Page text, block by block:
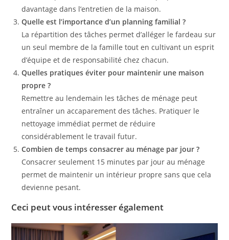
davantage dans l’entretien de la maison.
Quelle est l’importance d’un planning familial ?
La répartition des tâches permet d’alléger le fardeau sur
un seul membre de la famille tout en cultivant un esprit
d’équipe et de responsabilité chez chacun.
Quelles pratiques éviter pour maintenir une maison
propre ?
Remettre au lendemain les tâches de ménage peut
entraîner un accaparement des tâches. Pratiquer le
nettoyage immédiat permet de réduire
considérablement le travail futur.
Combien de temps consacrer au ménage par jour ?
Consacrer seulement 15 minutes par jour au ménage
permet de maintenir un intérieur propre sans que cela
devienne pesant.
Ceci peut vous intéresser également